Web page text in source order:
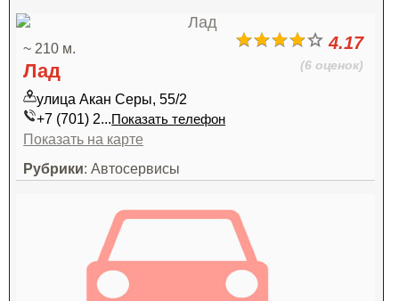
4.17
(6 оценок)
~ 210 м.
Лад
улица Акан Серы, 55/2
+7 (701) 2...Показать телефон
Показать на карте
Рубрики: Автосервисы